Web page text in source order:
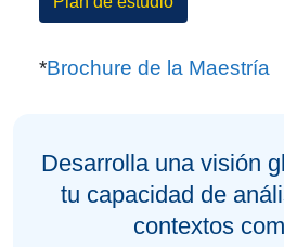
*Brochure de la Maestría
Desarrolla una visión
tu capacidad de
contextos